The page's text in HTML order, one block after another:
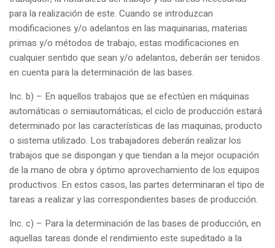
para la realización de este. Cuando se introduzcan
modificaciones y/o adelantos en las maquinarias, materias
primas y/o métodos de trabajo, estas modificaciones en
cualquier sentido que sean y/o adelantos, deberán ser tenidos
en cuenta para la determinación de las bases.
Inc. b) – En aquellos trabajos que se efectúen en máquinas
automáticas o semiautomáticas, el ciclo de producción estará
determinado por las características de las maquinas, producto
o sistema utilizado. Los trabajadores deberán realizar los
trabajos que se dispongan y que tiendan a la mejor ocupación
de la mano de obra y óptimo aprovechamiento de los equipos
productivos. En estos casos, las partes determinaran el tipo de
tareas a realizar y las correspondientes bases de producción.
Inc. c) – Para la determinación de las bases de producción, en
aquellas tareas donde el rendimiento este supeditado a la